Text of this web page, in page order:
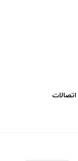
اتصالات